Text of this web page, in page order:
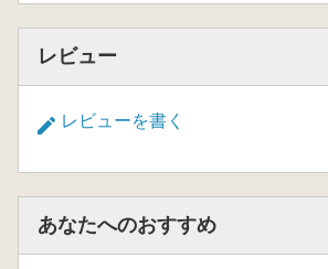
レビュー
レビューを書く
あなたへのおすすめ